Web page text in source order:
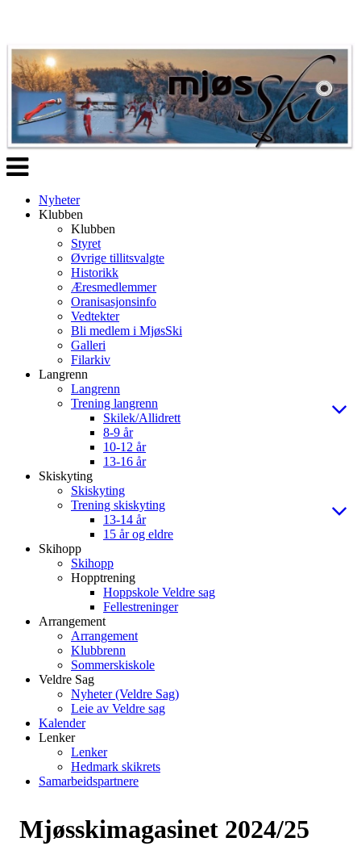
Veksle
navigasjon
Nyheter
Klubben
Klubben
Styret
Øvrige tillitsvalgte
Historikk
Æresmedlemmer
Oranisasjonsinfo
Vedtekter
Bli medlem i MjøsSki
Galleri
Filarkiv
Langrenn
Langrenn
Trening langrenn
Skilek/Allidrett
8-9 år
10-12 år
13-16 år
Skiskyting
Skiskyting
Trening skiskyting
13-14 år
15 år og eldre
Skihopp
Skihopp
Hopptrening
Hoppskole Veldre sag
Fellestreninger
Arrangement
Arrangement
Klubbrenn
Sommerskiskole
Veldre Sag
Nyheter (Veldre Sag)
Leie av Veldre sag
Kalender
Lenker
Lenker
Hedmark skikrets
Samarbeidspartnere
Mjøsskimagasinet 2024/25